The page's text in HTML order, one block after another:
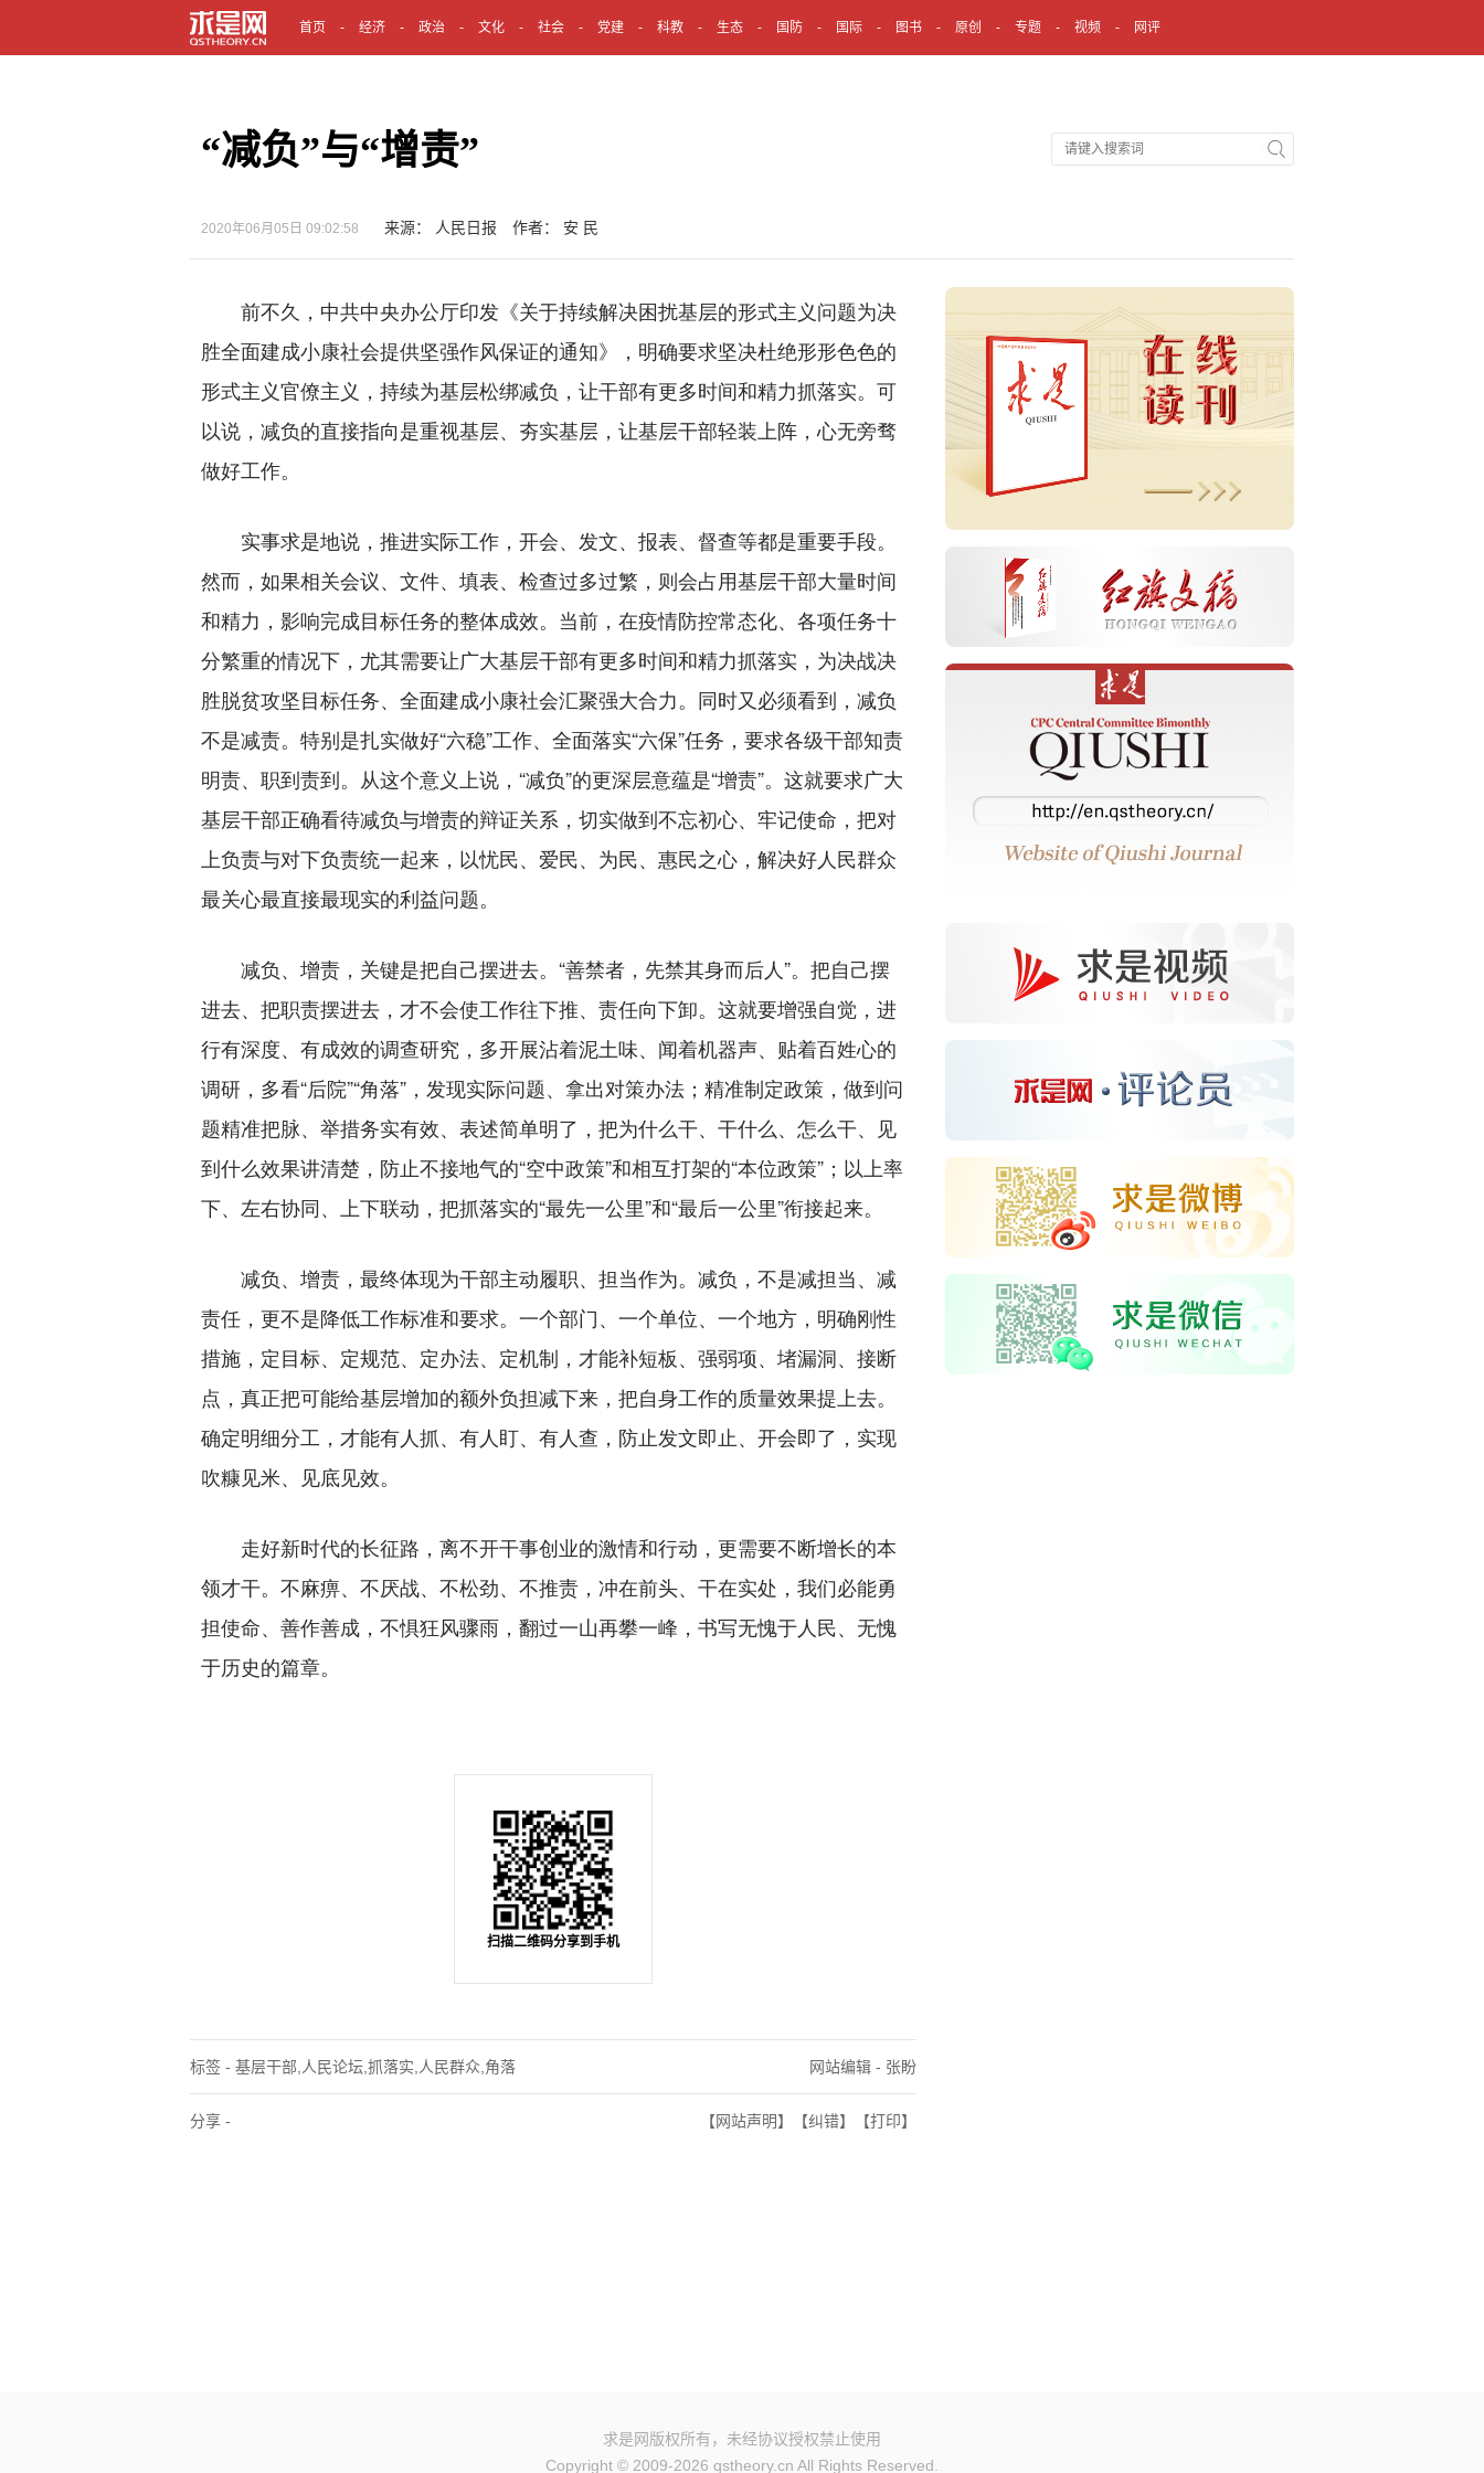
首页 经济 政治 文化 社会 党建 科教 生态 国防 国际 图书 原创 专题 视频 网评
“减负”与“增责”
2020年06月05日 09:02:58 来源： 人民日报 作者： 安 民
前不久，中共中央办公厅印发《关于持续解决困扰基层的形式主义问题为决
胜全面建成小康社会提供坚强作风保证的通知》，明确要求坚决杜绝形形色色的
形式主义官僚主义，持续为基层松绑减负，让干部有更多时间和精力抓落实。可
以说，减负的直接指向是重视基层、夯实基层，让基层干部轻装上阵，心无旁骛
做好工作。
实事求是地说，推进实际工作，开会、发文、报表、督查等都是重要手段。
然而，如果相关会议、文件、填表、检查过多过繁，则会占用基层干部大量时间
和精力，影响完成目标任务的整体成效。当前，在疫情防控常态化、各项任务十
分繁重的情况下，尤其需要让广大基层干部有更多时间和精力抓落实，为决战决
胜脱贫攻坚目标任务、全面建成小康社会汇聚强大合力。同时又必须看到，减负
不是减责。特别是扎实做好“六稳”工作、全面落实“六保”任务，要求各级干部知责
明责、职到责到。从这个意义上说，“减负”的更深层意蕴是“增责”。这就要求广大
基层干部正确看待减负与增责的辩证关系，切实做到不忘初心、牢记使命，把对
上负责与对下负责统一起来，以忧民、爱民、为民、惠民之心，解决好人民群众
最关心最直接最现实的利益问题。
减负、增责，关键是把自己摆进去。“善禁者，先禁其身而后人”。把自己摆
进去、把职责摆进去，才不会使工作往下推、责任向下卸。这就要增强自觉，进
行有深度、有成效的调查研究，多开展沾着泥土味、闻着机器声、贴着百姓心的
调研，多看“后院”“角落”，发现实际问题、拿出对策办法；精准制定政策，做到问
题精准把脉、举措务实有效、表述简单明了，把为什么干、干什么、怎么干、见
到什么效果讲清楚，防止不接地气的“空中政策”和相互打架的“本位政策”；以上率
下、左右协同、上下联动，把抓落实的“最先一公里”和“最后一公里”衔接起来。
减负、增责，最终体现为干部主动履职、担当作为。减负，不是减担当、减
责任，更不是降低工作标准和要求。一个部门、一个单位、一个地方，明确刚性
措施，定目标、定规范、定办法、定机制，才能补短板、强弱项、堵漏洞、接断
点，真正把可能给基层增加的额外负担减下来，把自身工作的质量效果提上去。
确定明细分工，才能有人抓、有人盯、有人查，防止发文即止、开会即了，实现
吹糠见米、见底见效。
走好新时代的长征路，离不开干事创业的激情和行动，更需要不断增长的本
领才干。不麻痹、不厌战、不松劲、不推责，冲在前头、干在实处，我们必能勇
担使命、善作善成，不惧狂风骤雨，翻过一山再攀一峰，书写无愧于人民、无愧
于历史的篇章。
扫描二维码分享到手机
标签 - 基层干部,人民论坛,抓落实,人民群众,角落 网站编辑 - 张盼
分享 - 【网站声明】 【纠错】 【打印】
求是网版权所有，未经协议授权禁止使用
Copyright © 2009-2026 qstheory.cn All Rights Reserved.